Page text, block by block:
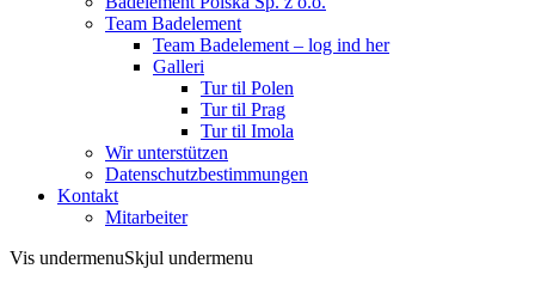
Team Badelement
Team Badelement – log ind her
Galleri
Tur til Polen
Tur til Prag
Tur til Imola
Wir unterstützen
Datenschutzbestimmungen
Kontakt
Mitarbeiter
Vis undermenuSkjul undermenu